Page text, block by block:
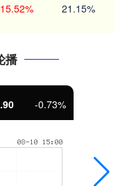
15.52% 21.15%
播
0.07%